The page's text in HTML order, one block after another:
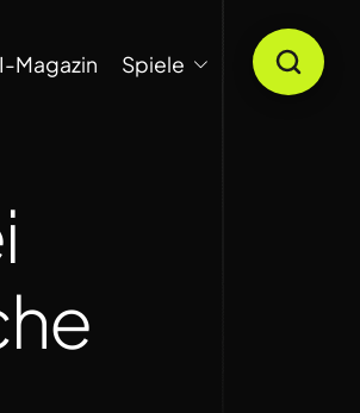
Magazin Spiele